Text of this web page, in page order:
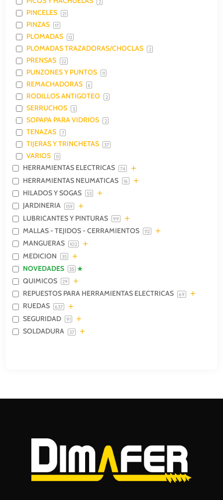
2
PINCELES 21
PINZAS 17
PLOMADAS 12
PLOMADAS TRAZADORAS/CHOCLAS 2
PRENSAS 22
PUNZONES Y PUNTOS 11
REMACHADORAS 6
RODILLOS ANTIGOTEO 2
SERRUCHOS 5
SOPAPA PARA VIDRIOS 2
TENAZAS 7
TIJERAS Y TRINCHETAS 37
VARIOS 11
HERRAMIENTAS ELECTRICAS 74
HERRAMIENTAS NEUMATICAS 16
HILADOS Y SOGAS 53
JARDINERIA 159
LUBRICANTES Y PINTURAS 99
MALLAS - TEJIDOS - CERRAMIENTOS 112
MANGUERAS 102
MEDICION 35
NOVEDADES 35
QUIMICOS 29
REPUESTOS PARA HERRAMIENTAS ELECTRICAS 69
RUEDAS 637
SEGURIDAD 91
SOLDADURA 37